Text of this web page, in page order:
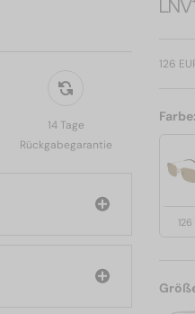
14 Tage
Rückgabegarantie
126
Farbe:
126